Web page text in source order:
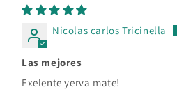
Nicolas carlos Tricinella
Las mejores
Exelente yerva mate!